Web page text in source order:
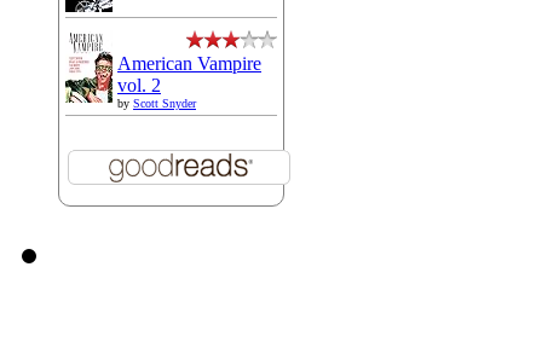
American Vampire
vol. 2
by Scott Snyder